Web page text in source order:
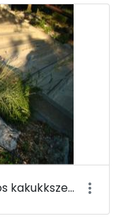
Lychnis coronaria - Bársonyos kakukkszegfű - Budai Arborétum